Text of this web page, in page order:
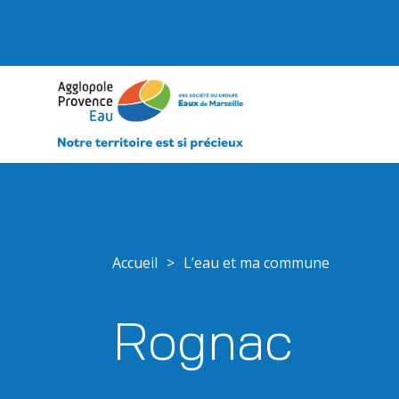
Accueil > L’eau et ma commune
Rognac